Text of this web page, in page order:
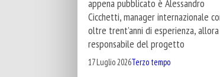
appena pubblicato è Alessandro
Cicchetti, manager internazionale
oltre trent’anni di esperienza, allora
responsabile del progetto
17 Luglio 2026Terzo tempo